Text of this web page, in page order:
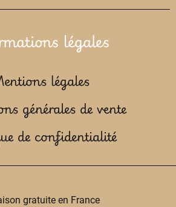
légales
légales
générales de vente
de confidentialité
gratuite en France